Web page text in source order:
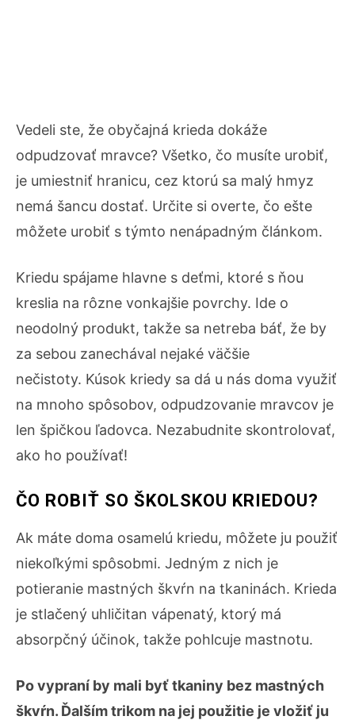
Vedeli ste, že obyčajná krieda dokáže
odpudzovať mravce? Všetko, čo musíte urobiť,
je umiestniť hranicu, cez ktorú sa malý hmyz
nemá šancu dostať. Určite si overte, čo ešte
môžete urobiť s týmto nenápadným článkom.
Kriedu spájame hlavne s deťmi, ktoré s ňou
kreslia na rôzne vonkajšie povrchy. Ide o
neodolný produkt, takže sa netreba báť, že by
za sebou zanechával nejaké väčšie
nečistoty. Kúsok kriedy sa dá u nás doma využiť
na mnoho spôsobov, odpudzovanie mravcov je
len špičkou ľadovca. Nezabudnite skontrolovať,
ako ho používať!
ČO ROBIŤ SO ŠKOLSKOU KRIEDOU?
Ak máte doma osamelú kriedu, môžete ju použiť
niekoľkými spôsobmi. Jedným z nich je
potieranie mastných škvŕn na tkaninách. Krieda
je stlačený uhličitan vápenatý, ktorý má
absorpčný účinok, takže pohlcuje mastnotu.
Po vypraní by mali byť tkaniny bez mastných
škvŕn. Ďalším trikom na jej použitie je vložiť ju